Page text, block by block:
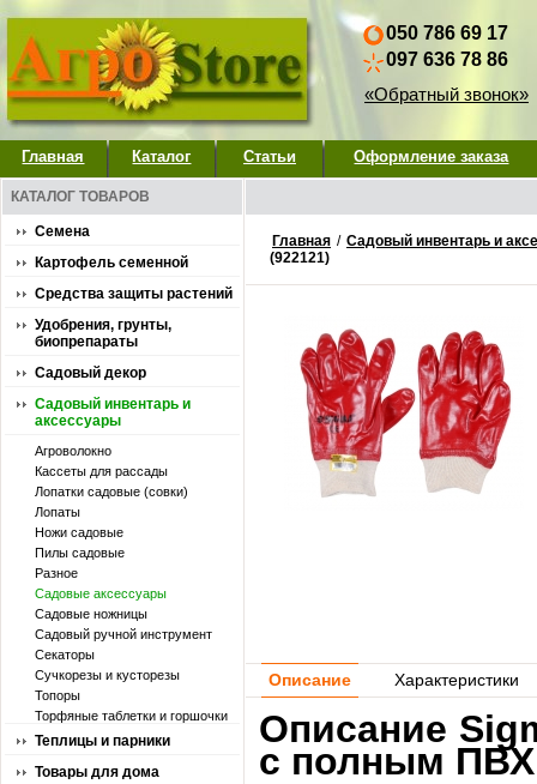
050 786 69 17
097 636 78 86
«Обратный звонок»
Главная Каталог Статьи Оформление заказа
КАТАЛОГ ТОВАРОВ
Семена
Картофель семенной
Средства защиты растений
Удобрения, грунты,
биопрепараты
Садовый декор
Садовый инвентарь и
аксессуары
Агроволокно
Кассеты для рассады
Лопатки садовые (совки)
Лопаты
Ножи садовые
Пилы садовые
Разное
Садовые аксессуары
Садовые ножницы
Садовый ручной инструмент
Секаторы
Сучкорезы и кусторезы
Топоры
Торфяные таблетки и горшочки
Теплицы и парники
Товары для дома
Главная / Садовый инвентарь и
(922121)
Описание Характеристики
Описание
с полным ПВХ